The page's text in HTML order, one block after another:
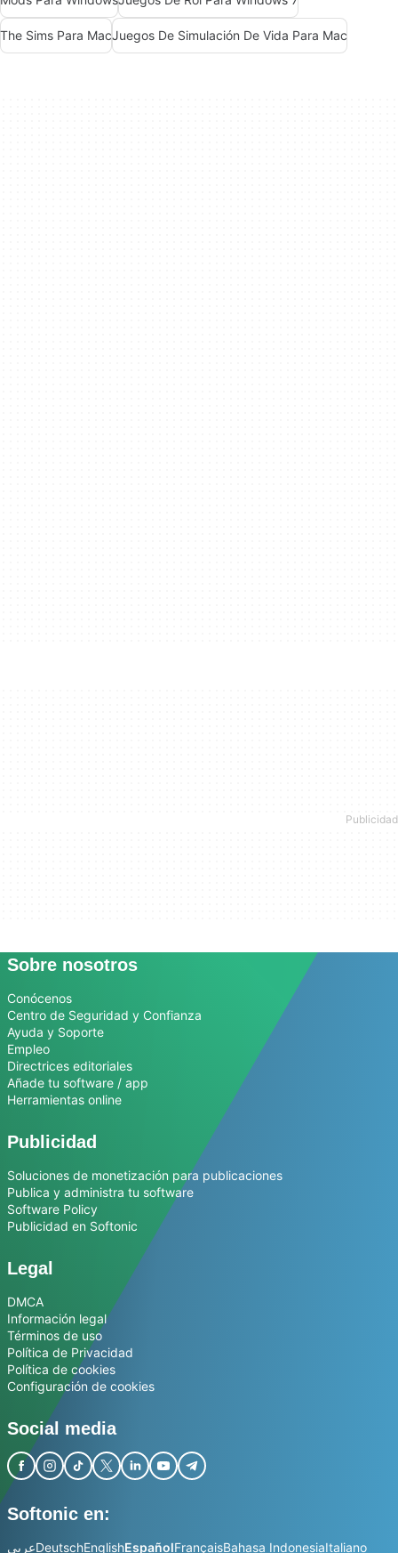
The Sims Para MacJuegos De Simulación De Vida Para Mac
Sobre nosotros
Conócenos
Centro de Seguridad y Confianza
Ayuda y Soporte
Empleo
Directrices editoriales
Añade tu software / app
Herramientas online
Publicidad
Soluciones de monetización para publicaciones
Publica y administra tu software
Software Policy
Publicidad en Softonic
Legal
DMCA
Información legal
Términos de uso
Política de Privacidad
Política de cookies
Configuración de cookies
Social media
Softonic en:
عربيDeutschEnglishEspañolFrançaisBahasa IndonesiaItaliano